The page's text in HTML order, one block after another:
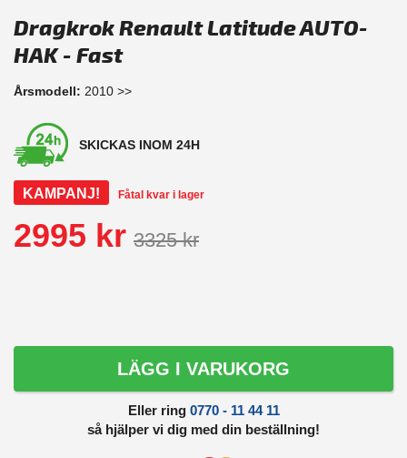
Dragkrok Renault Latitude AUTO-
HAK - Fast
Årsmodell: 2010 >>
SKICKAS INOM 24H
KAMPANJ! Fåtal kvar i lager
2995 kr 3325 kr
LÄGG I VARUKORG
Eller ring 0770 - 11 44 11
så hjälper vi dig med din beställning!